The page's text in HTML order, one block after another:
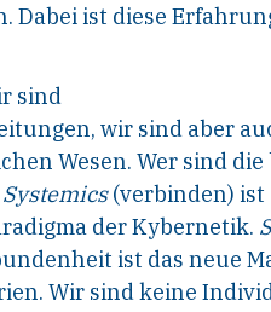
Dabei ist diese
sind
wir sind aber
Wesen. Wer sind die
Systemics (verbinden) ist
der Kybernetik.
ist das neue
Wir sind keine